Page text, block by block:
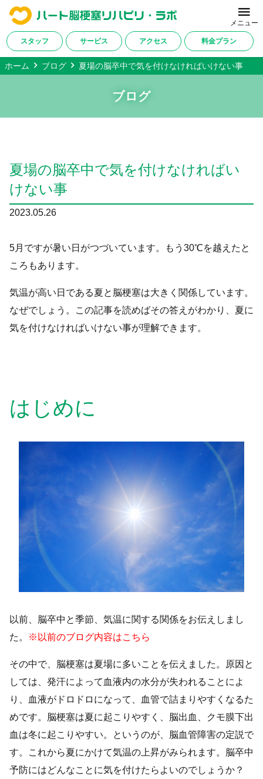
ホーム
料金プラン
対応疾患一覧
会社概要
052-212-6889 お問い合わせ
メニュー
スタッフ サービス アクセス 料金プラン
ホーム ブログ 夏場の脳卒中で気を付けなければいけない事
ブログ
夏場の脳卒中で気を付けなければい
けない事
2023.05.26
5月ですが暑い日がつづいています。もう30℃を越えたと
ころもあります。
気温が高い日である夏と脳梗塞は大きく関係しています。
なぜでしょう。この記事を読めばその答えがわかり、夏に
気を付けなければいけない事が理解できます。
はじめに
以前、脳卒中と季節、気温に関する関係をお伝えしまし
た。
※以前のブログ内容はこちら
その中で、脳梗塞は夏場に多いことを伝えました。原因と
しては、発汗によって血液内の水分が失われることによ
り、血液がドロドロになって、血管で詰まりやすくなるた
めです。脳梗塞は夏に起こりやすく、脳出血、クモ膜下出
血は冬に起こりやすい。というのが、脳血管障害の定説で
す。これから夏にかけて気温の上昇がみられます。脳卒中
予防にはどんなことに気を付けたらよいのでしょうか？